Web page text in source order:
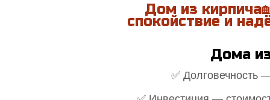
Дом из
спокойствие и
Дома
✅ Долговечность